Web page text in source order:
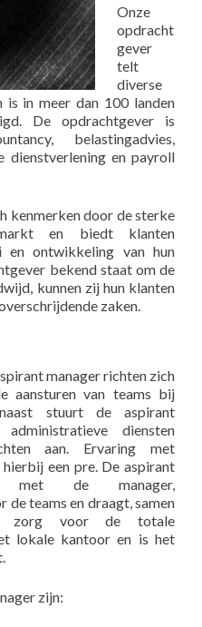
Onze
opdracht
gever
telt
diverse
is in meer dan 100 landen
De opdrachtgever is
belastingadvies,
dienstverlening en payroll
kenmerken door de sterke
en biedt klanten
en ontwikkeling van hun
bekend staat om de
kunnen zij hun klanten
zaken.
manager richten zich
aansturen van teams bij
stuurt de aspirant
diensten
aan. Ervaring met
een pre. De aspirant
met de manager,
teams en draagt, samen
zorg voor de totale
lokale kantoor en is het
zijn: